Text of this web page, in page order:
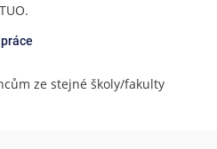
ze stejné školy/fakulty